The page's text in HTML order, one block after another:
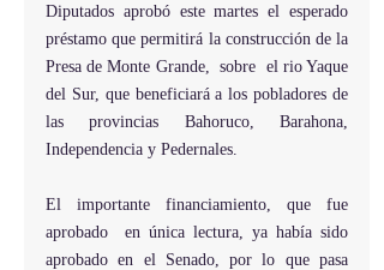
Diputados aprobó este martes el esperado
préstamo que permitirá la construcción de la
Presa de Monte Grande,  sobre  el rio Yaque
del Sur, que beneficiará a los pobladores de
las provincias Bahoruco, Barahona,
Independencia y Pedernales.
El importante financiamiento, que fue
aprobado  en única lectura, ya había sido
aprobado en el Senado, por lo que pasa